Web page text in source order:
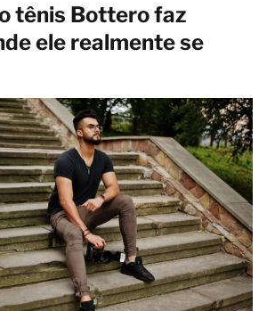
tênis Bottero faz
ele realmente se